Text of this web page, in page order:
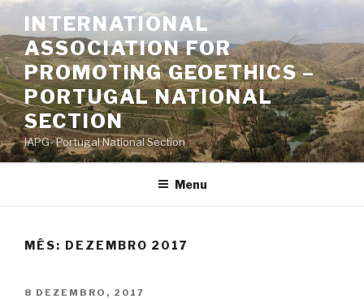
Saltar
o
conteúdo
INTERNATIONAL
ASSOCIATION FOR
PROMOTING GEOETHICS –
PORTUGAL NATIONAL
SECTION
IAPG- Portugal National Section
Menu
MÊS: DEZEMBRO 2017
PUBLICADO
8 DEZEMBRO, 2017